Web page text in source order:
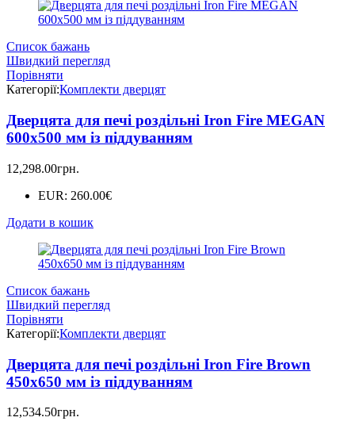
Список бажань
Швидкий перегляд
Порівняти
Категорії:Комплекти дверцят
Дверцята для печі роздільні Iron Fire MEGAN
600х500 мм із піддуванням
12,298.00грн.
EUR: 260.00€
Додати в кошик
Список бажань
Швидкий перегляд
Порівняти
Категорії:Комплекти дверцят
Дверцята для печі роздільні Iron Fire Brown
450x650 мм із піддуванням
12,534.50грн.